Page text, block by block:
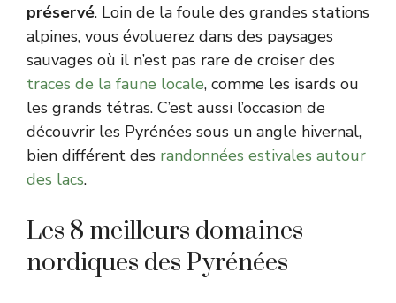
préservé. Loin de la foule des grandes stations
alpines, vous évoluerez dans des paysages
sauvages où il n’est pas rare de croiser des
traces de la faune locale, comme les isards ou
les grands tétras. C’est aussi l’occasion de
découvrir les Pyrénées sous un angle hivernal,
bien différent des randonnées estivales autour
des lacs.
Les 8 meilleurs domaines
nordiques des Pyrénées